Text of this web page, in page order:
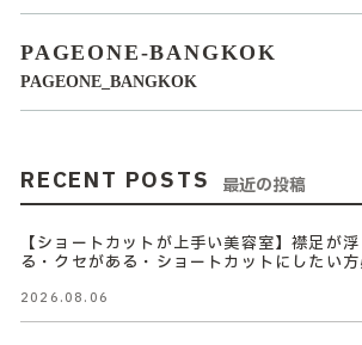
PAGEONE-BANGKOK
PAGEONE_BANGKOK
RECENT POSTS 最近の投稿
【ショートカットが上手い美容室】襟足が
る・クセがある・ショートカットにしたい方
2026.08.06